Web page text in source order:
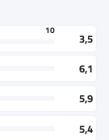
10
3,5
6,1
5,9
5,4